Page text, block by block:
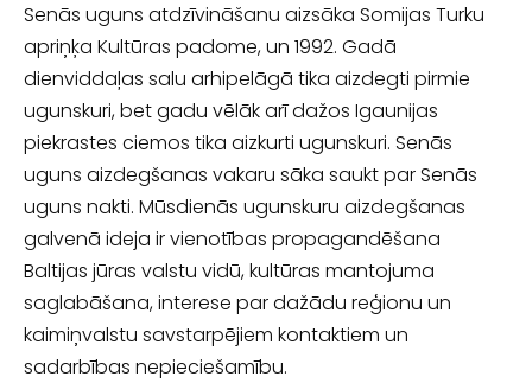
Senās uguns atdzīvināšanu aizsāka Somijas Turku
apriņķa Kultūras padome, un 1992. Gadā
dienviddaļas salu arhipelāgā tika aizdegti pirmie
ugunskuri, bet gadu vēlāk arī dažos Igaunijas
piekrastes ciemos tika aizkurti ugunskuri. Senās
uguns aizdegšanas vakaru sāka saukt par Senās
uguns nakti. Mūsdienās ugunskuru aizdegšanas
galvenā ideja ir vienotības propagandēšana
Baltijas jūras valstu vidū, kultūras mantojuma
saglabāšana, interese par dažādu reģionu un
kaimiņvalstu savstarpējiem kontaktiem un
sadarbības nepieciešamību.